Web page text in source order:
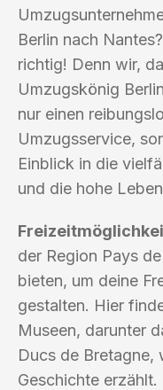
Berlin nach
richtig! Denn wir,
Umzugskönig
nur einen
Umzugsservice,
Einblick in die
und die hohe
der Region Pays
bieten, um deine
gestalten. Hier
Museen, darunter
Ducs de Bretagne,
Geschichte erzählt.